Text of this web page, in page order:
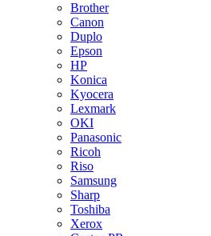
Brother
Canon
Duplo
Epson
HP
Konica
Kyocera
Lexmark
OKI
Panasonic
Ricoh
Riso
Samsung
Sharp
Toshiba
Xerox